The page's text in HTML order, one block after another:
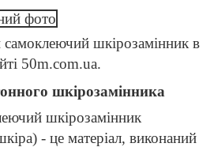
шкірозамінник в
50m.com.ua.
шкірозамінника
шкірозамінник
- це матеріал, виконаний